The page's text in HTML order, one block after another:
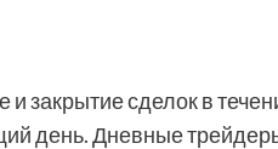
закрытие сделок в
день. Дневные